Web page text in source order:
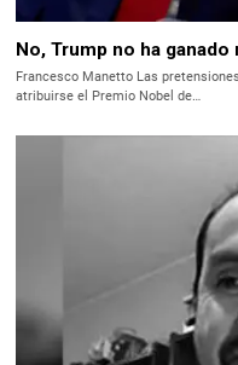
No, Trump no ha ganado
Francesco Manetto Las
atribuirse el Premio Nobel de…